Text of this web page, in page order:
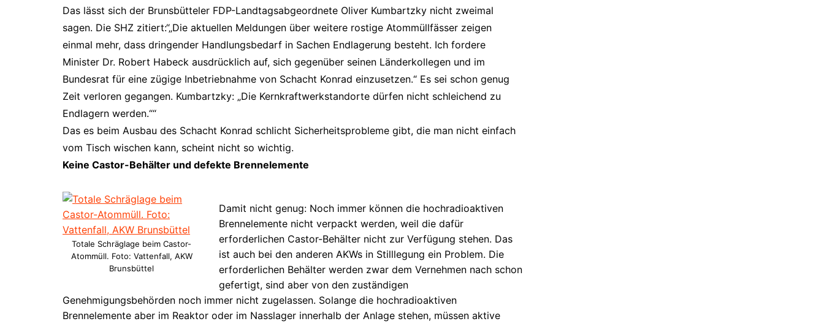
Das lässt sich der Brunsbütteler FDP-Landtagsabgeordnete Oliver Kumbartzky nicht zweimal
sagen. Die SHZ zitiert:“„Die aktuellen Meldungen über weitere rostige Atommüllfässer zeigen
einmal mehr, dass dringender Handlungsbedarf in Sachen Endlagerung besteht. Ich fordere
Minister Dr. Robert Habeck ausdrücklich auf, sich gegenüber seinen Länderkollegen und im
Bundesrat für eine zügige Inbetriebnahme von Schacht Konrad einzusetzen.“ Es sei schon genug
Zeit verloren gegangen. Kumbartzky: „Die Kernkraftwerkstandorte dürfen nicht schleichend zu
Endlagern werden.““
Das es beim Ausbau des Schacht Konrad schlicht Sicherheitsprobleme gibt, die man nicht einfach
vom Tisch wischen kann, scheint nicht so wichtig.
Keine Castor-Behälter und defekte Brennelemente
Totale Schräglage beim Castor-
Atommüll. Foto: Vattenfall, AKW
Brunsbüttel
Damit nicht genug: Noch immer können die hochradioaktiven
Brennelemente nicht verpackt werden, weil die dafür
erforderlichen Castor-Behälter nicht zur Verfügung stehen. Das
ist auch bei den anderen AKWs in Stilllegung ein Problem. Die
erforderlichen Behälter werden zwar dem Vernehmen nach schon
gefertigt, sind aber von den zuständigen
Genehmigungsbehörden noch immer nicht zugelassen. Solange die hochradioaktiven
Brennelemente aber im Reaktor oder im Nasslager innerhalb der Anlage stehen, müssen aktive